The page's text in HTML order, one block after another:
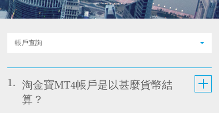
帳戶查詢
1.
淘金寶MT4帳戶是以甚麼貨幣結
算？